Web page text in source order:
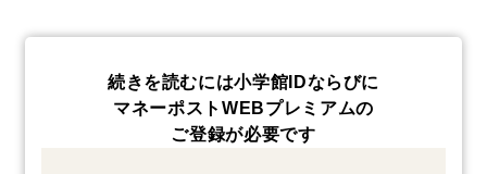
続きを読むには小学館IDならびに
マネーポストWEBプレミアムの
ご登録が必要です